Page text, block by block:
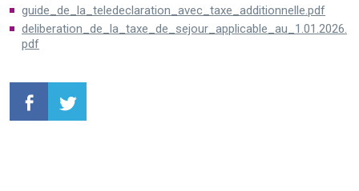
guide_de_la_teledeclaration_avec_taxe_additionnelle.pdf
deliberation_de_la_taxe_de_sejour_applicable_au_1.01.2026.
pdf